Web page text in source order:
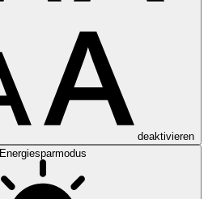
deaktivieren
Energiesparmodus